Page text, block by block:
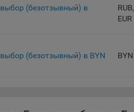
9.4.
(безотзывный) в
EUR
(безотзывный) в BYN BYN